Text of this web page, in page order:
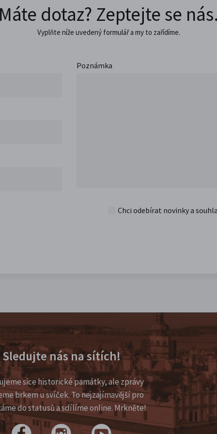
Máte dotaz? Zeptejte se
Vyplňte níže uvedený formulář a my to zařídíme.
Poznámka
Chci odebírat novinky a
Sledujte nás na sítích!
sice historické památky, ale zprávy
brkem u svíček. To nejzajímavější pro
do statusů a sdílíme online. Mrkněte!